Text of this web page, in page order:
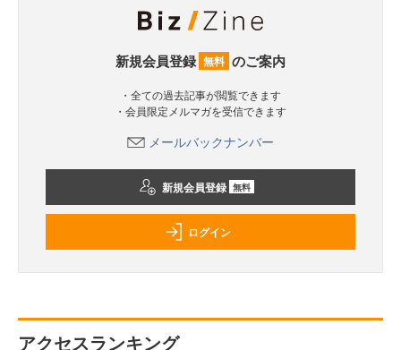
新規会員登録 無料 のご案内
・全ての過去記事が閲覧できます
・会員限定メルマガを受信できます
メールバックナンバー
新規会員登録 無料
ログイン
アクセスランキング